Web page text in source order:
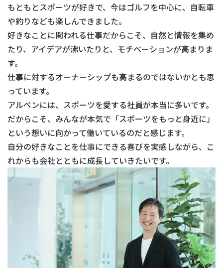
もともとスポーツが好きで、今はゴルフを中心に、自転車
や釣りなども楽しんできました。
好きなことに関われる仕事だからこそ、自然と情報を集め
たり、アイデアが沸いたりと、モチベーションが高まりま
す。
仕事に対するオーナーシップも高まるのではないかとも思
っています。
アルペンには、スポーツを愛する社員が本当に多いです。
だからこそ、みんなが本気で「スポーツをもっと身近に」
という想いに向かって働いているのだと感じます。
自分の好きなことを仕事にできる喜びを実感しながら、こ
れからも会社とともに成長していきたいです。